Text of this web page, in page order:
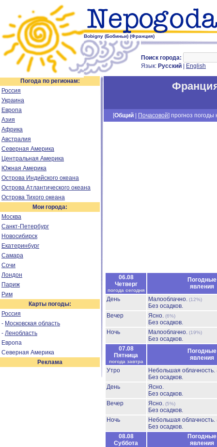
Bobigny (Бобиньи) (Франция)
Поиск города:
Язык: Русский English
Погода по регионам:
Россия
Украина
Европа
Азия
Африка
Австралия
Северная Америка
Центральная Америка
Южная Америка
Острова Индийского океана
Острова Атлантического океана
Острова Тихого океана
Мои города:
Москва
Санкт-Петербург
Новосибирск
Екатеринбург
Самара
Сочи
Лондон
Париж
Рим
Карты погоды:
Россия
- Московская область
- Ленобласть
Европа
Северная Америка
Реклама
[Общий Почасовой] прогноз погоды
06.08
Четверг
погода сегодня
Погодные
явления
День
Малооблачно. (12%)
Без осадков.
Вечер
Ясно. (6%)
Без осадков.
Ночь
Малооблачно. (19%)
Без осадков.
07.08
Пятница
погода завтра
Погодные
явления
Утро
Небольшая облачность.
Без осадков.
День
Ясно.
Без осадков.
Вечер
Ясно. (5%)
Без осадков.
Ночь
Небольшая облачность.
Без осадков.
08.08
Суббота
Погодные
явления